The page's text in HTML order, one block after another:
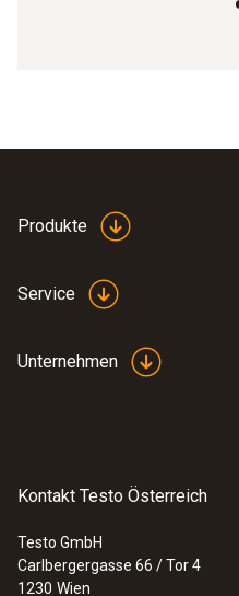
Produkte
Service
Unternehmen
Kontakt Testo Österreich
Testo GmbH
Carlbergergasse 66 / Tor 4
1230 Wien